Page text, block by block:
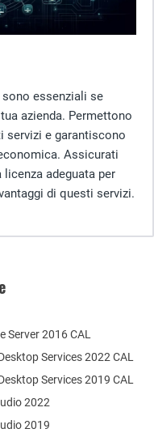
essenziali se
azienda. Permettono
servizi e garantiscono
Assicurati
adeguata per
di questi servizi.
Services 2022 CAL
Services 2019 CAL
Server 2016 CAL
2022
2019